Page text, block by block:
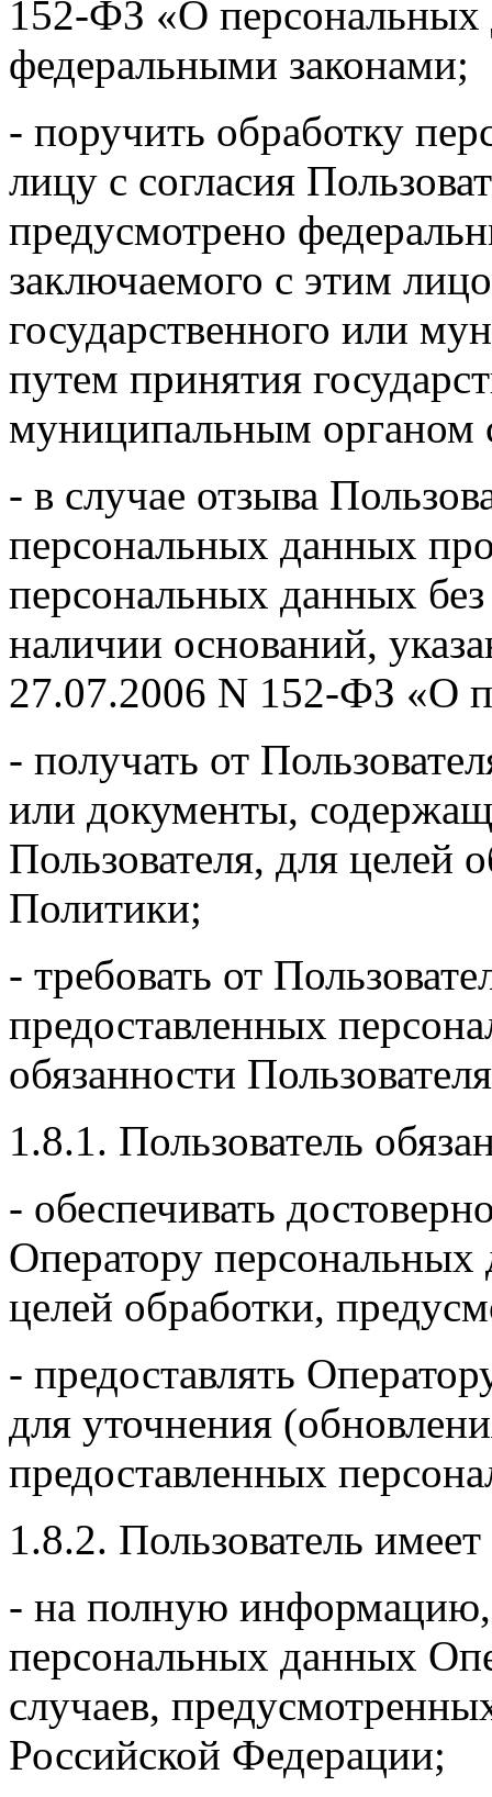
152-ФЗ «О
федеральными законами;
- поручить обработку
лицу с согласия
предусмотрено
заключаемого с этим
государственного или
путем принятия
муниципальным органом
- в случае отзыва
персональных данных
персональных данных без
наличии оснований,
27.07.2006 N 152-ФЗ «О
- получать от
или документы,
Пользователя, для целей
Политики;
- требовать от
предоставленных
обязанности
1.8.1. Пользователь
- обеспечивать
Оператору
целей обработки,
- предоставлять
для уточнения
предоставленных
1.8.2. Пользователь
- на полную
персональных данных
случаев,
Российской Федерации;